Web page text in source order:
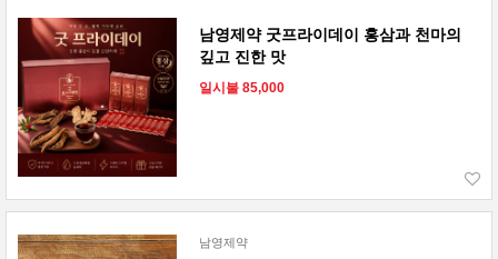
남영제약 굿프라이데이 홍삼과 천마의
깊고 진한 맛
일시불 85,000
남영제약